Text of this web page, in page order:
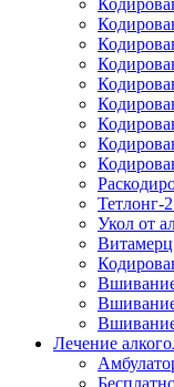
Тетлонг-
Укол от
Лечение